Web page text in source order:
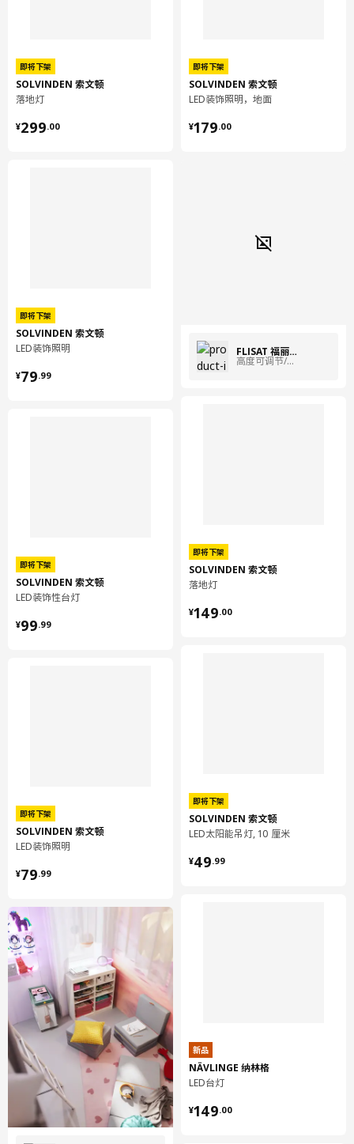
即将下架
SOLVINDEN 索文顿
落地灯
¥299.00
¥ 299.00
即将下架
SOLVINDEN 索文顿
LED装饰照明
¥79.99
¥ 79.99
即将下架
SOLVINDEN 索文顿
LED装饰性台灯
¥99.99
¥ 99.99
即将下架
SOLVINDEN 索文顿
LED装饰照明
¥79.99
¥ 79.99
即将下架
SOLVINDEN 索文顿
LED装饰照明，地面
¥179.00
¥ 179.00
FLISAT 福丽萨特
高度可调节/绿色
即将下架
SOLVINDEN 索文顿
落地灯
¥149.00
¥ 149.00
即将下架
SOLVINDEN 索文顿
LED太阳能吊灯, 10 厘米
¥49.99
¥ 49.99
新品
NÄVLINGE 纳林格
LED台灯
¥149.00
¥ 149.00